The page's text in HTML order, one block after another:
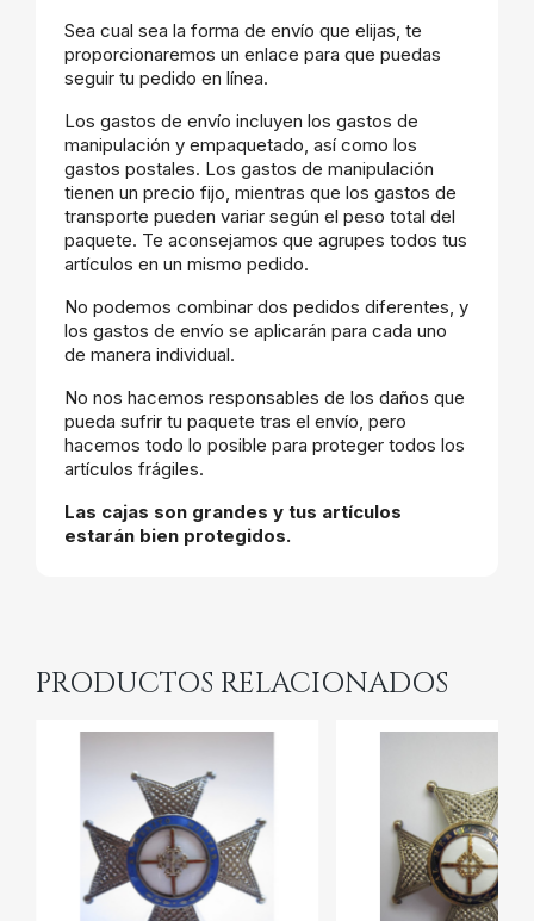
Sea cual sea la forma de envío que elijas, te
proporcionaremos un enlace para que puedas
seguir tu pedido en línea.
Los gastos de envío incluyen los gastos de
manipulación y empaquetado, así como los
gastos postales. Los gastos de manipulación
tienen un precio fijo, mientras que los gastos de
transporte pueden variar según el peso total del
paquete. Te aconsejamos que agrupes todos tus
artículos en un mismo pedido.
No podemos combinar dos pedidos diferentes, y
los gastos de envío se aplicarán para cada uno
de manera individual.
No nos hacemos responsables de los daños que
pueda sufrir tu paquete tras el envío, pero
hacemos todo lo posible para proteger todos los
artículos frágiles.
Las cajas son grandes y tus artículos
estarán bien protegidos.
PRODUCTOS RELACIONADOS